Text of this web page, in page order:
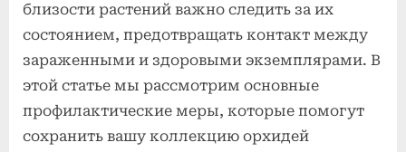
близости растений важно следить за их
состоянием, предотвращать контакт между
зараженными и здоровыми экземплярами. В
этой статье мы рассмотрим основные
профилактические меры, которые помогут
сохранить вашу коллекцию орхидей